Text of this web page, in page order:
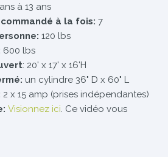
à 13 ans
à la fois: 7
120 lbs
600 lbs
: 20' x 17' x 16'H
un cylindre 36" D x 60" L
2 x 15 amp (prises indépendantes)
Visionnez ici. Ce vidéo vous